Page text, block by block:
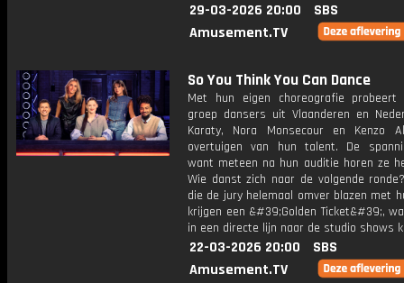
29-03-2026 20:00
SBS
Amusement.TV
So You Think You Can Dance
Met hun eigen choreografie probeert
groep dansers uit Vlaanderen en
Karaty, Nora Monsecour en Kenzo
overtuigen van hun talent. De
want meteen na hun auditie horen ze
Wie danst zich naar de volgende
die de jury helemaal omver blazen met
krijgen een &#39;Golden Ticket&#39;,
in een directe lijn naar de studio shows
22-03-2026 20:00
SBS
Amusement.TV